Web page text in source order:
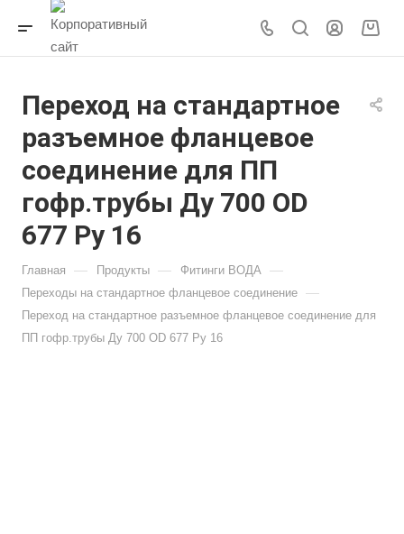
Переход на стандартное
разъемное фланцевое
соединение для ПП
гофр.трубы Ду 700 OD
677 Py 16
Главная — Продукты — Фитинги ВОДА —
Переходы на стандартное фланцевое соединение —
Переход на стандартное разъемное фланцевое соединение для
ПП гофр.трубы Ду 700 OD 677 Py 16